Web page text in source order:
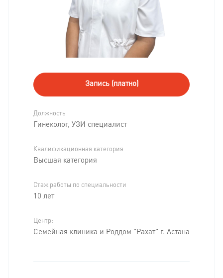
Запись (платно)
Должность
Гинеколог, УЗИ специалист
Квалификационная категория
Высшая категория
Стаж работы по специальности
10 лет
Центр:
Семейная клиника и Роддом "Рахат" г. Астана